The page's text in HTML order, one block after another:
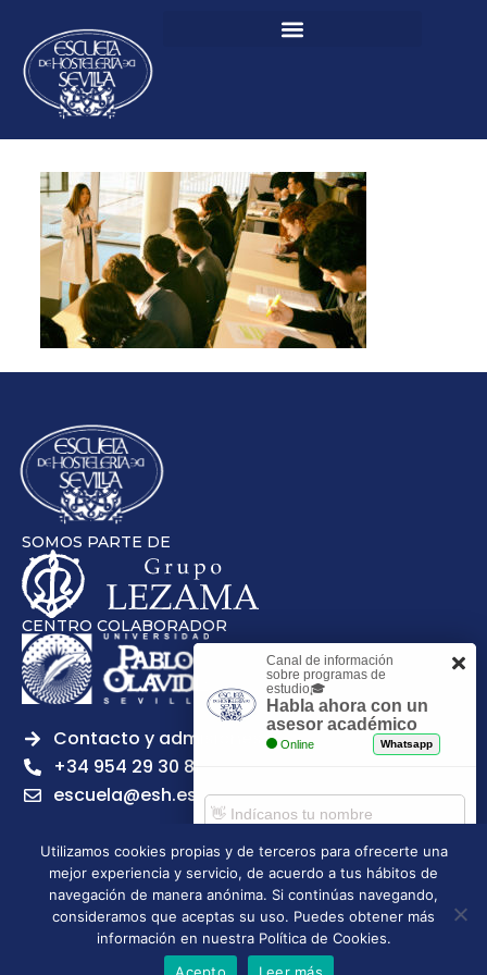
SOMOS PARTE DE
CENTRO COLABORADOR
Contacto y admisiones
+34 954 29 30 81
escuela@esh.es
Legal notice Privacy Policy
Cookies Policy
Escuela Superior de Hostelería de Sevilla | 2026 | Todos los
derechos reservados
Utilizamos cookies propias y de terceros para ofrecerte una
mejor experiencia y servicio, de acuerdo a tus hábitos de
navegación de manera anónima. Si continúas navegando,
consideramos que aceptas su uso. Puedes obtener más
información en nuestra Política de Cookies.
Acepto
Leer más
Canal de información
sobre programas de
estudio🎓
Habla ahora con un
asesor académico
Online Whatsapp
Comenzar chat